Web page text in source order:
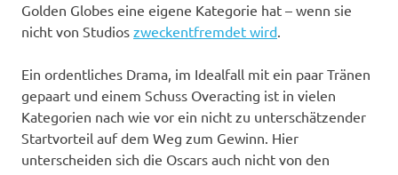
Golden Globes eine eigene Kategorie hat – wenn sie
nicht von Studios zweckentfremdet wird.
Ein ordentliches Drama, im Idealfall mit ein paar Tränen
gepaart und einem Schuss Overacting ist in vielen
Kategorien nach wie vor ein nicht zu unterschätzender
Startvorteil auf dem Weg zum Gewinn. Hier
unterscheiden sich die Oscars auch nicht von den